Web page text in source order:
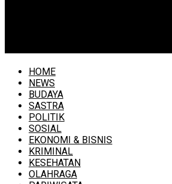
HOME
NEWS
BUDAYA
SASTRA
POLITIK
SOSIAL
EKONOMI & BISNIS
KRIMINAL
KESEHATAN
OLAHRAGA